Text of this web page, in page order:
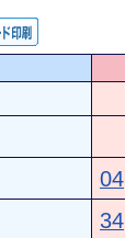
04
34